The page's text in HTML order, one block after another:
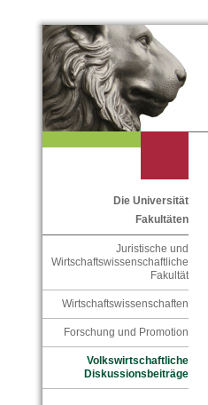
Die Universität
Fakultäten
Juristische und
Wirtschaftswissenschaftliche
Fakultät
Wirtschaftswissenschaften
Forschung und Promotion
Volkswirtschaftliche
Diskussionsbeiträge